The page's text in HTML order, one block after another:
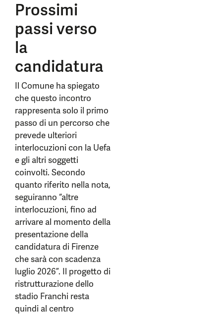
Prossimi
passi verso
la
candidatura
Il Comune ha spiegato
che questo incontro
rappresenta solo il primo
passo di un percorso che
prevede ulteriori
interlocuzioni con la Uefa
e gli altri soggetti
coinvolti. Secondo
quanto riferito nella nota,
seguiranno “altre
interlocuzioni, fino ad
arrivare al momento della
presentazione della
candidatura di Firenze
che sarà con scadenza
luglio 2026”. Il progetto di
ristrutturazione dello
stadio Franchi resta
quindi al centro